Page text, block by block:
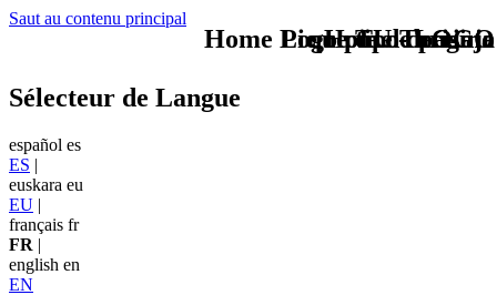
Saut au contenu principal
TU - LOGO
Sélecteur de Langue
español es
ES |
euskara eu
EU |
français fr
FR |
english en
EN
que tipo de viaje
Home Logo pie de página
Pie Home Turismo